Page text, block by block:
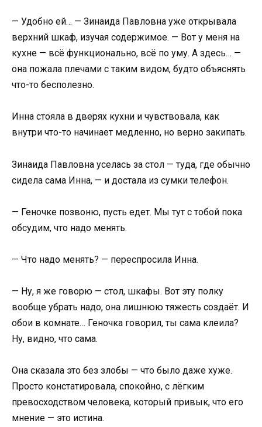
— Удобно ей… — Зинаида Павловна уже открывала
верхний шкаф, изучая содержимое. — Вот у меня на
кухне — всё функционально, всё по уму. А здесь… —
она пожала плечами с таким видом, будто объяснять
что-то бесполезно.
Инна стояла в дверях кухни и чувствовала, как
внутри что-то начинает медленно, но верно закипать.
Зинаида Павловна уселась за стол — туда, где обычно
сидела сама Инна, — и достала из сумки телефон.
— Геночке позвоню, пусть едет. Мы тут с тобой пока
обсудим, что надо менять.
— Что надо менять? — переспросила Инна.
— Ну, я же говорю — стол, шкафы. Вот эту полку
вообще убрать надо, она лишнюю тяжесть создаёт. И
обои в комнате… Геночка говорил, ты сама клеила?
Ну, видно, что сама.
Она сказала это без злобы — что было даже хуже.
Просто констатировала, спокойно, с лёгким
превосходством человека, который привык, что его
мнение — это истина.